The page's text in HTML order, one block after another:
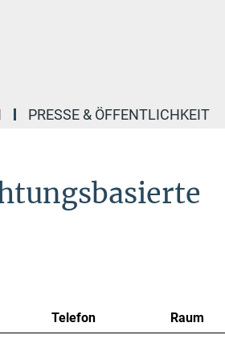
PRESSE & ÖFFENTLICHKEIT
Telefon
Raum